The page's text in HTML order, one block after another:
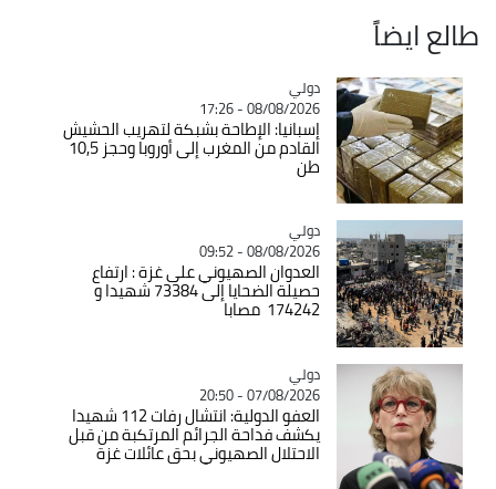
طالع ايضاً
Catégorie
دولي
08/08/2026 - 17:26
إسبانيا: الإطاحة بشبكة لتهريب الحشيش
القادم من المغرب إلى أوروبا وحجز 10,5
طن
Catégorie
دولي
08/08/2026 - 09:52
العدوان الصهيوني على غزة : ارتفاع
حصيلة الضحايا إلى 73384 شهيدا و
174242 مصابا
Catégorie
دولي
07/08/2026 - 20:50
العفو الدولية: انتشال رفات 112 شهيدا
يكشف فداحة الجرائم المرتكبة من قبل
الاحتلال الصهيوني بحق عائلات غزة